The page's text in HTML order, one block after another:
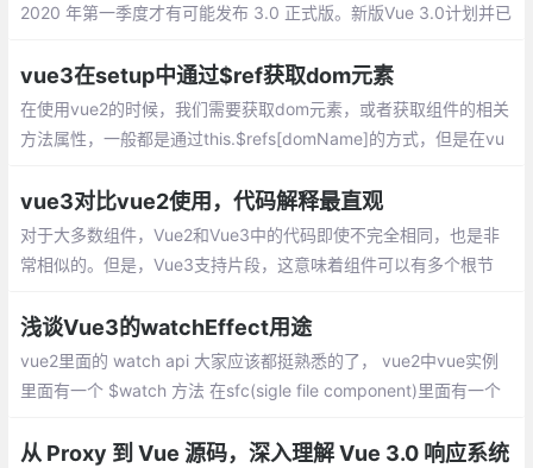
2020 年第一季度才有可能发布 3.0 正式版。新版Vue 3.0计划并已
vue3在setup中通过$ref获取dom元素
在使用vue2的时候，我们需要获取dom元素，或者获取组件的相关
方法属性，一般都是通过this.$refs[domName]的方式，但是在vu
vue3对比vue2使用，代码解释最直观
对于大多数组件，Vue2和Vue3中的代码即使不完全相同，也是非
常相似的。但是，Vue3支持片段，这意味着组件可以有多个根节
用。但是，在本例中，表单组件的两个版本都将只保留一个根节点
浅谈Vue3的watchEffect用途
vue2里面的 watch api 大家应该都挺熟悉的了， vue2中vue实例
里面有一个 $watch 方法 在sfc(sigle file component)里面有一个
的行为
从 Proxy 到 Vue 源码，深入理解 Vue 3.0 响应系统